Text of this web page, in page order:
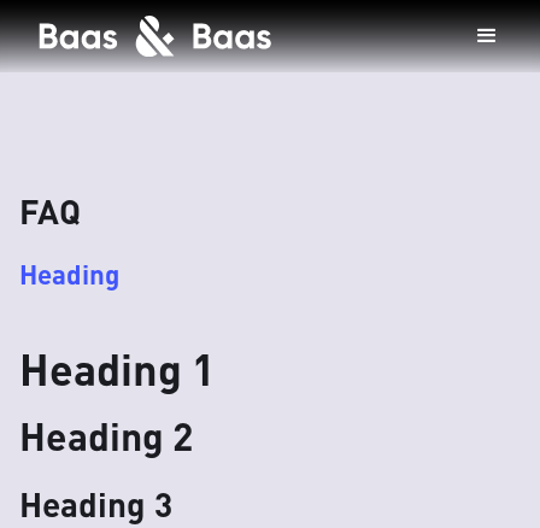
FAQ
Heading
Heading 1
Heading 2
Heading 3